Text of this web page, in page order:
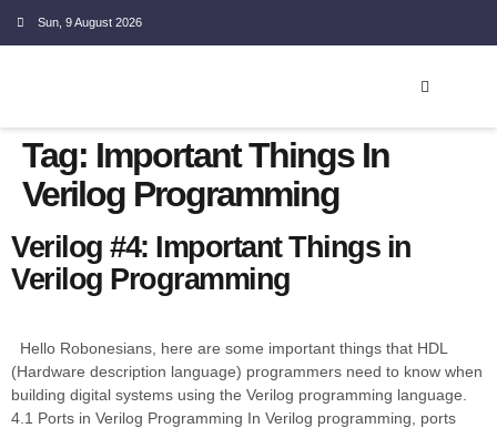
Sun, 9 August 2026
Tag: Important Things In
Verilog Programming
Verilog #4: Important Things in
Verilog Programming
Hello Robonesians, here are some important things that HDL
(Hardware description language) programmers need to know when
building digital systems using the Verilog programming language.
4.1 Ports in Verilog Programming In Verilog programming, ports